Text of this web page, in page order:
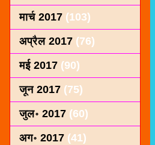
मार्च 2017 (103)
अप्रैल 2017 (76)
मई 2017 (90)
जून 2017 (75)
जुल॰ 2017 (60)
अग॰ 2017 (41)